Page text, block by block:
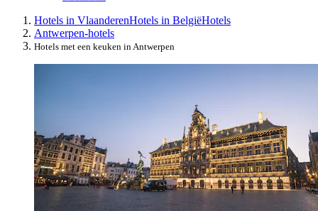
Hotels in VlaanderenHotels in BelgiëHotels
Antwerpen-hotels
Hotels met een keuken in Antwerpen